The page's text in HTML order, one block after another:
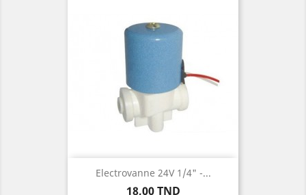
Electrovanne 24V 1/4" -...
Prix
18,00 TND